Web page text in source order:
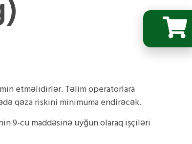
etməlidirlər. Təlim operatorlara
qəza riskini minimuma endirəcək.
9-cu maddəsinə uyğun olaraq işçiləri